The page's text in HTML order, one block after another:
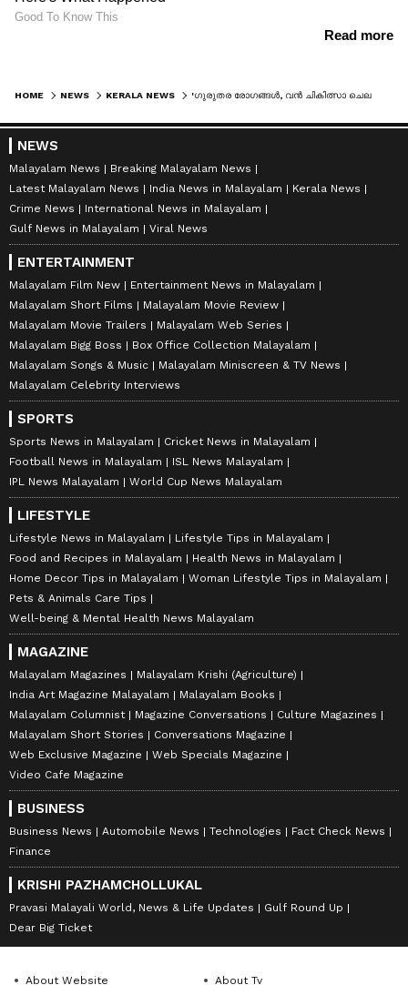
HOME NEWS KERALA NEWS
NEWS
Malayalam News
Breaking Malayalam News
Latest Malayalam News
India News in Malayalam
Kerala News
Crime News
International News in Malayalam
Gulf News in Malayalam
Viral News
ENTERTAINMENT
Malayalam Film New
Entertainment News in Malayalam
Malayalam Short Films
Malayalam Movie Review
Malayalam Movie Trailers
Malayalam Web Series
Malayalam Bigg Boss
Box Office Collection Malayalam
Malayalam Songs & Music
Malayalam Miniscreen & TV News
Malayalam Celebrity Interviews
SPORTS
Sports News in Malayalam
Cricket News in Malayalam
Football News in Malayalam
ISL News Malayalam
IPL News Malayalam
World Cup News Malayalam
LIFESTYLE
Lifestyle News in Malayalam
Lifestyle Tips in Malayalam
Food and Recipes in Malayalam
Health News in Malayalam
Home Decor Tips in Malayalam
Woman Lifestyle Tips in Malayalam
Pets & Animals Care Tips
Well-being & Mental Health News Malayalam
MAGAZINE
Malayalam Magazines
Malayalam Krishi (Agriculture)
India Art Magazine Malayalam
Malayalam Books
Malayalam Columnist
Magazine Conversations
Culture Magazines
Malayalam Short Stories
Conversations Magazine
Web Exclusive Magazine
Web Specials Magazine
Video Cafe Magazine
BUSINESS
Business News Automobile News Technologies
Fact Check News
Finance
KRISHI PAZHAMCHOLLUKAL
Pravasi Malayali World, News & Life Updates
Gulf Round Up
Dear Big Ticket
About Website About Tv